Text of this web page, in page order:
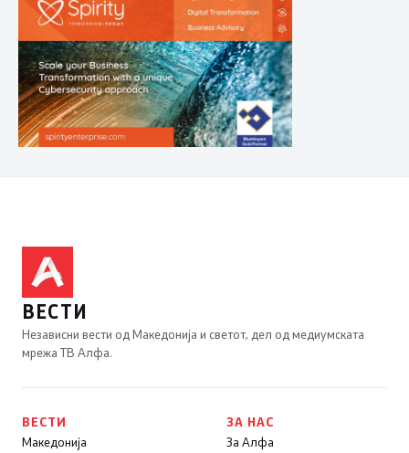
ВЕСТИ
Независни вести од Македонија и светот, дел од медиумската
мрежа ТВ Алфа.
ВЕСТИ
Македонија
ЗА НАС
За Алфа